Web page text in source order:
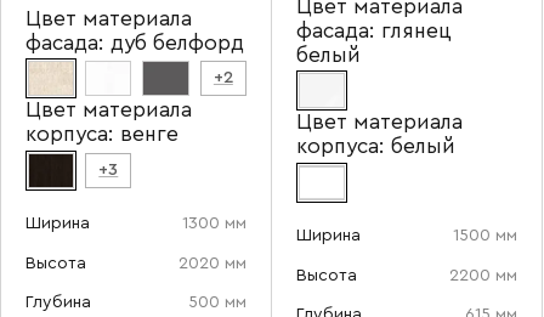
Цвет материала
фасада: дуб белфорд
+2
Цвет материала
корпуса: венге
+3
Ширина 1300 мм
Высота 2020 мм
Глубина 500 мм
Цвет материала
фасада: глянец
белый
Цвет материала
корпуса: белый
Ширина 1500 мм
Высота 2200 мм
Ваше имя